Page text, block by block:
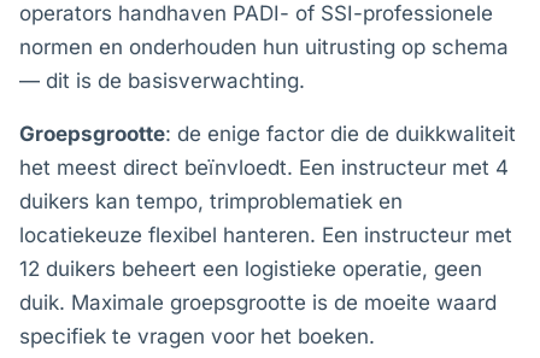
operators handhaven PADI- of SSI-professionele
normen en onderhouden hun uitrusting op schema
— dit is de basisverwachting.
Groepsgrootte: de enige factor die de duikkwaliteit
het meest direct beïnvloedt. Een instructeur met 4
duikers kan tempo, trimproblematiek en
locatiekeuze flexibel hanteren. Een instructeur met
12 duikers beheert een logistieke operatie, geen
duik. Maximale groepsgrootte is de moeite waard
specifiek te vragen voor het boeken.